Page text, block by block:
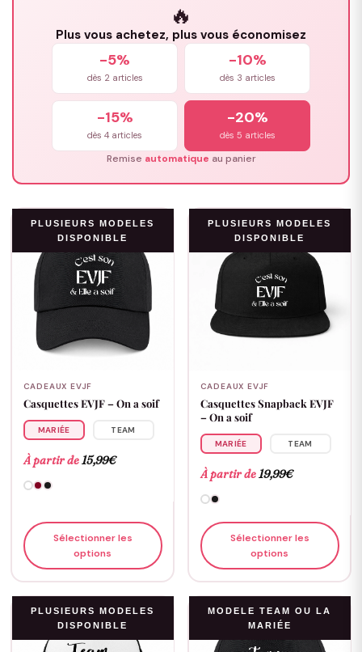
🔥
Plus vous achetez, plus vous économisez
-5%
dès 2 articles
-10%
dès 3 articles
-15%
dès 4 articles
-20%
dès 5 articles
Remise automatique au panier
PLUSIEURS MODELES
DISPONIBLE
CADEAUX EVJF
Casquettes EVJF – On a soif
MARIÉE TEAM
À partir de15,99€
Sélectionner les
options
PLUSIEURS MODELES
DISPONIBLE
CADEAUX EVJF
Casquettes Snapback EVJF
– On a soif
MARIÉE TEAM
À partir de19,99€
Sélectionner les
options
PLUSIEURS MODELES
DISPONIBLE
MODELE TEAM OU LA
MARIÉE